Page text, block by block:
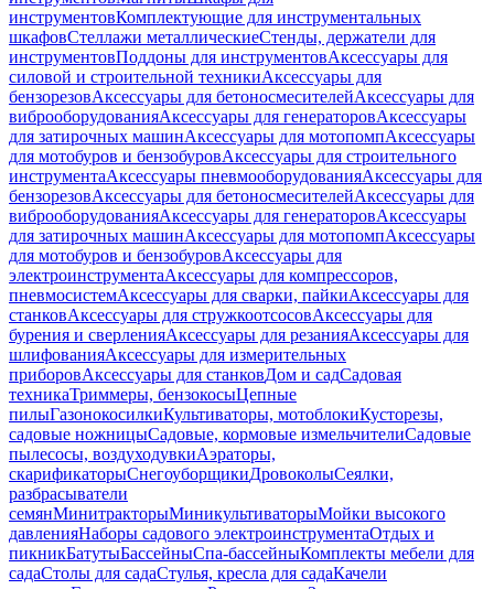
инструментовКомплектующие для инструментальных
шкафовСтеллажи металлическиеСтенды, держатели для
инструментовПоддоны для инструментовАксессуары для
силовой и строительной техникиАксессуары для
бензорезовАксессуары для бетоносмесителейАксессуары для
виброоборудованияАксессуары для генераторовАксессуары
для затирочных машинАксессуары для мотопомпАксессуары
для мотобуров и бензобуровАксессуары для строительного
инструментаАксессуары пневмооборудованияАксессуары для
бензорезовАксессуары для бетоносмесителейАксессуары для
виброоборудованияАксессуары для генераторовАксессуары
для затирочных машинАксессуары для мотопомпАксессуары
для мотобуров и бензобуровАксессуары для
электроинструментаАксессуары для компрессоров,
пневмосистемАксессуары для сварки, пайкиАксессуары для
станковАксессуары для стружкоотсосовАксессуары для
бурения и сверленияАксессуары для резанияАксессуары для
шлифованияАксессуары для измерительных
приборовАксессуары для станковДом и садСадовая
техникаТриммеры, бензокосыЦепные
пилыГазонокосилкиКультиваторы, мотоблокиКусторезы,
садовые ножницыСадовые, кормовые измельчителиСадовые
пылесосы, воздуходувкиАэраторы,
скарификаторыСнегоуборщикиДровоколыСеялки,
разбрасыватели
семянМинитракторыМиникультиваторыМойки высокого
давленияНаборы садового электроинструментаОтдых и
пикникБатутыБассейныСпа-бассейныКомплекты мебели для
садаСтолы для садаСтулья, кресла для садаКачели